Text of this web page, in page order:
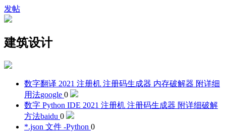
发帖
建筑设计
数字翻译 2021 注册机 注册码生成器 内存破解器 附详细
用法google 0
数字 Python IDE 2021 注册机 注册码生成器 附详细破解
方法baidu 0
*.json 文件 -Python 0